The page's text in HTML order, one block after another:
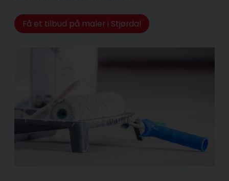
Få et tilbud på maler i Stjørdal